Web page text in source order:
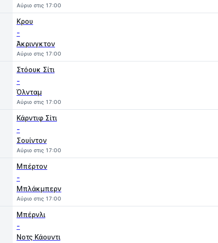
Αύριο στις 17:00
Κρου
-
Άκρινγκτον
Αύριο στις 17:00
Στόουκ Σίτι
-
Όλνταμ
Αύριο στις 17:00
Κάρντιφ Σίτι
-
Σουίντον
Αύριο στις 17:00
Μπέρτον
-
Μπλάκμπερν
Αύριο στις 17:00
Μπέρνλι
-
Νοτς Κάουντι